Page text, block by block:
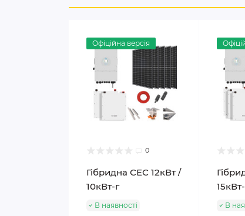
Офіційна версія
0
Гібридна СЕС 12кВт /
10кВт-г
В наявності В